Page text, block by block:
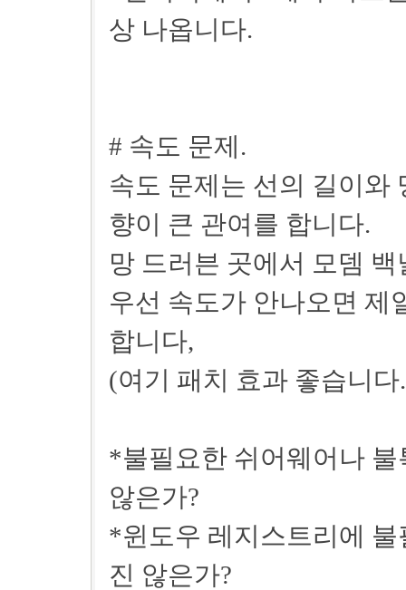
상 나옵니다.
# 속도 문제.
속도 문제는 선의 길이와
향이 큰 관여를 합니다.
망 드러븐 곳에서 모뎀
우선 속도가 안나오면 제
합니다,
(여기 패치 효과 좋습니
*불필요한 쉬어웨어나
않은가?
*윈도우 레지스트리에
진 않은가?